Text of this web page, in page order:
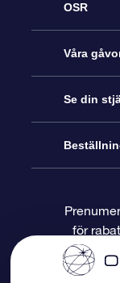
OSR
Kundtjänst
Kontakta
Blogg
Våra
Online-
OSR
OSR
Se din
Personlig
One
för